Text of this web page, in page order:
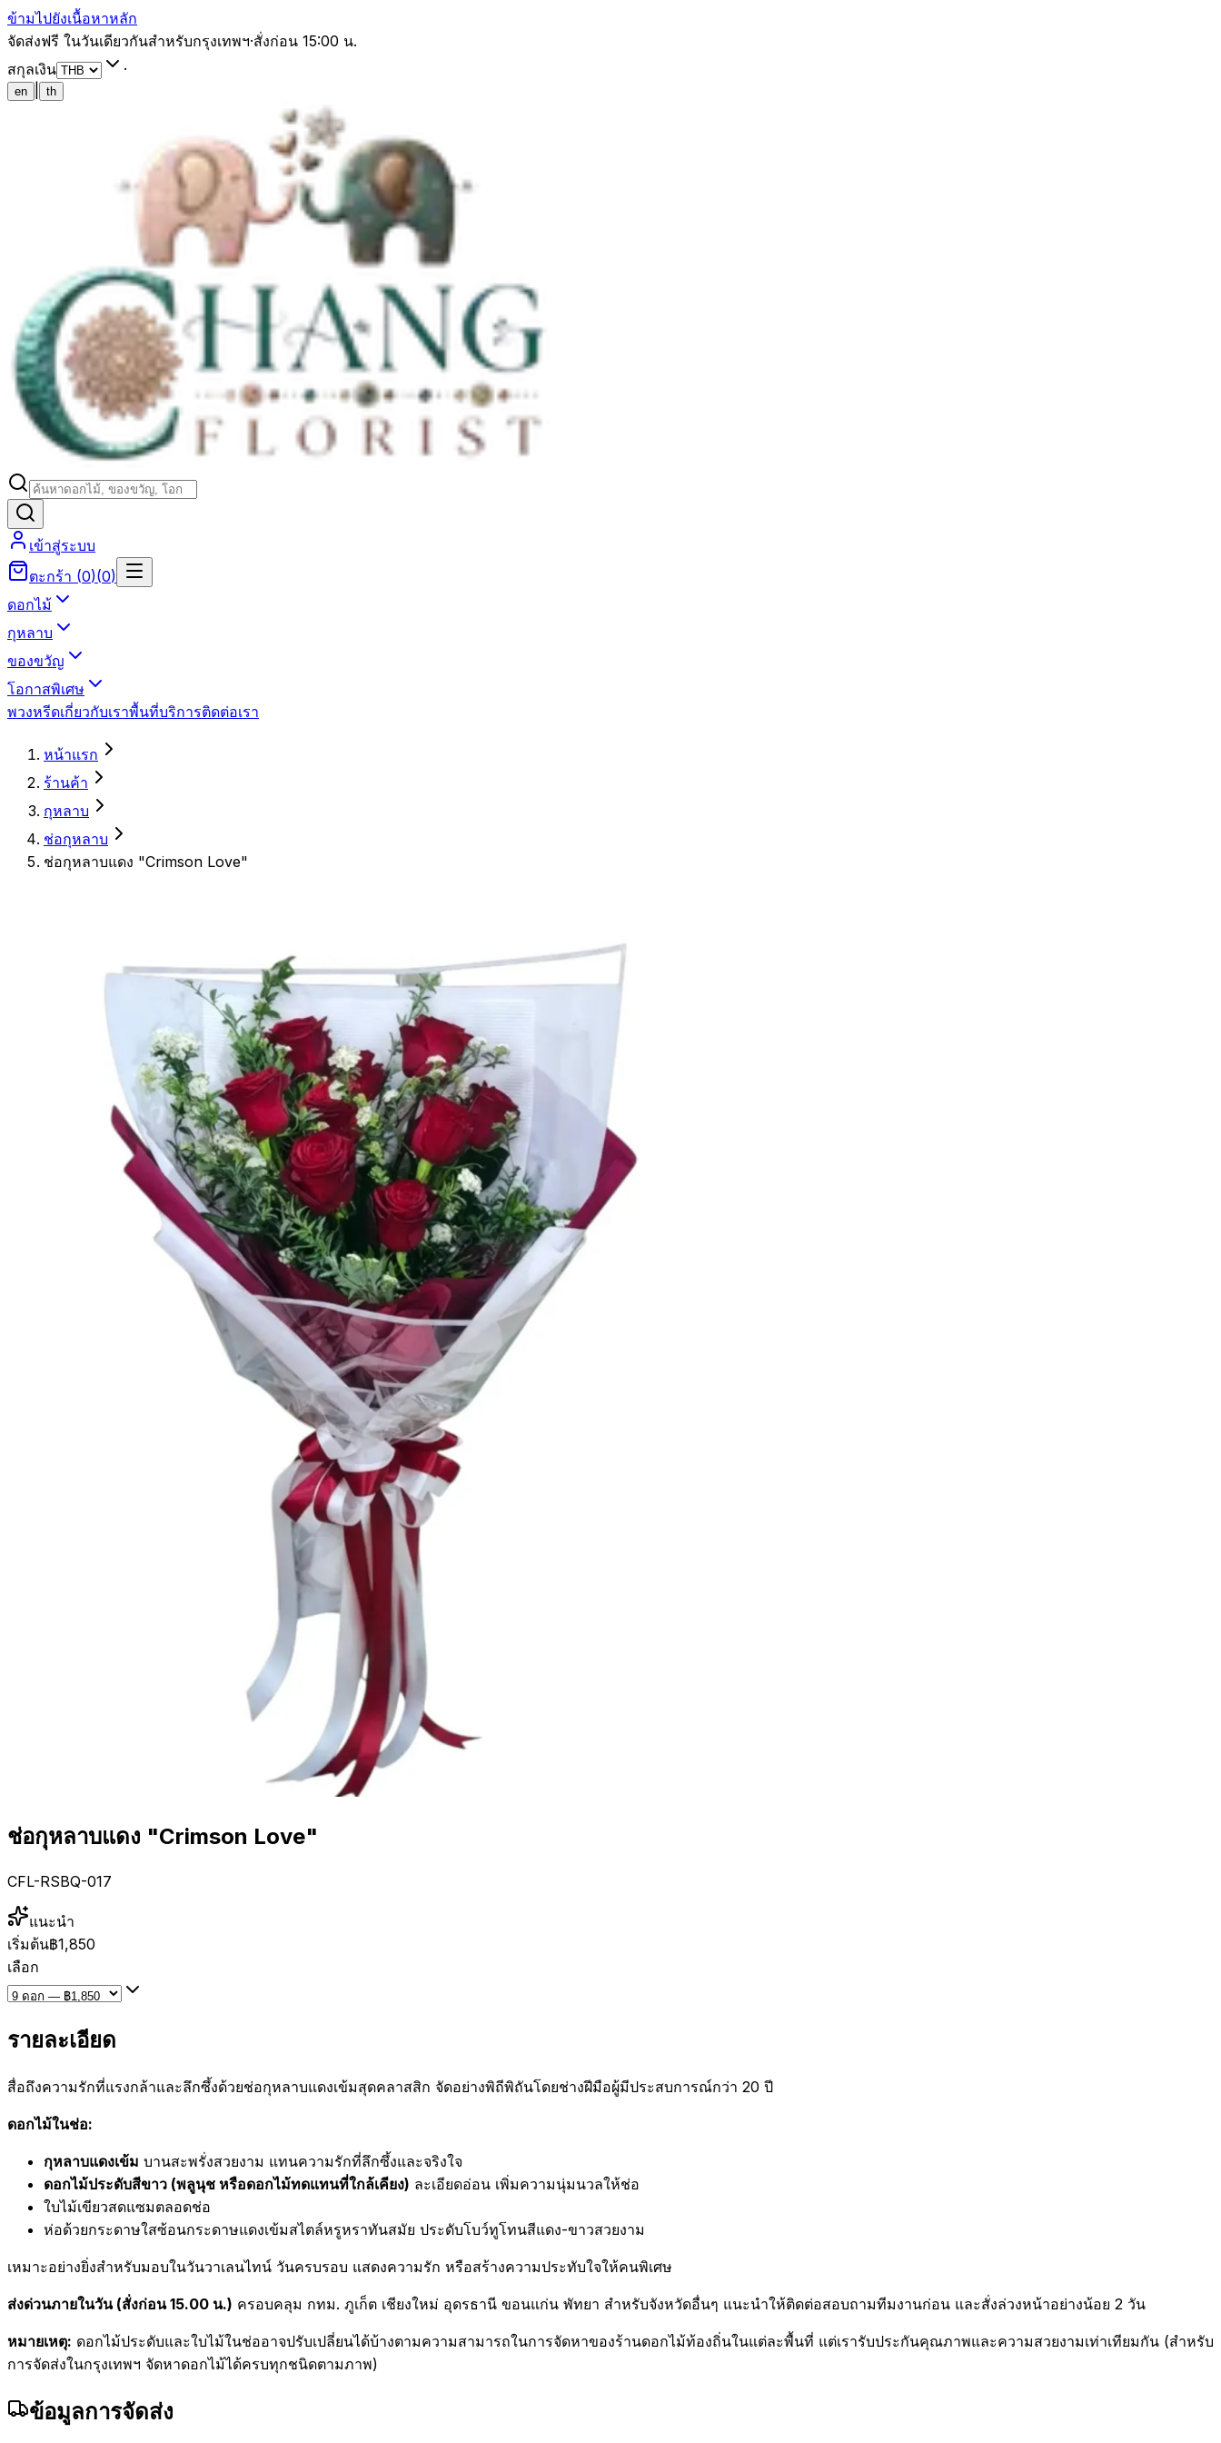
ข้ามไปยังเนื้อหาหลัก
จัดส่งฟรี ในวันเดียวกันสำหรับกรุงเทพฯ·สั่งก่อน 15:00 น.
สกุลเงิน
·
en th
เข้าสู่ระบบ
ตะกร้า (0)(0)
ดอกไม้
กุหลาบ
ของขวัญ
โอกาสพิเศษ
พวงหรีดเกี่ยวกับเราพื้นที่บริการติดต่อเรา
หน้าแรก
ร้านค้า
กุหลาบ
ช่อกุหลาบ
ช่อกุหลาบแดง "Crimson Love"
ช่อกุหลาบแดง "Crimson Love"
CFL-RSBQ-017
แนะนำ
เริ่มต้น฿1,850
เลือก
รายละเอียด
สื่อถึงความรักที่แรงกล้าและลึกซึ้งด้วยช่อกุหลาบแดงเข้มสุดคลาสสิก จัดอย่างพิถีพิถันโดยช่างฝีมือผู้มีประสบการณ์กว่า 20 ปี
ดอกไม้ในช่อ:
กุหลาบแดงเข้ม บานสะพรั่งสวยงาม แทนความรักที่ลึกซึ้งและจริงใจ
ดอกไม้ประดับสีขาว (พลูนุช หรือดอกไม้ทดแทนที่ใกล้เคียง) ละเอียดอ่อน เพิ่มความนุ่มนวลให้ช่อ
ใบไม้เขียวสดแซมตลอดช่อ
ห่อด้วยกระดาษใสซ้อนกระดาษแดงเข้มสไตล์หรูหราทันสมัย ประดับโบว์ทูโทนสีแดง-ขาวสวยงาม
เหมาะอย่างยิ่งสำหรับมอบในวันวาเลนไทน์ วันครบรอบ แสดงความรัก หรือสร้างความประทับใจให้คนพิเศษ
ส่งด่วนภายในวัน (สั่งก่อน 15.00 น.) ครอบคลุม กทม. ภูเก็ต เชียงใหม่ อุดรธานี ขอนแก่น พัทยา สำหรับจังหวัดอื่นๆ แนะนำให้ติดต่อสอบถามทีมงานก่อน และสั่งล่วงหน้าอย่างน้อย 2 วัน
หมายเหตุ: ดอกไม้ประดับและใบไม้ในช่ออาจปรับเปลี่ยนได้บ้างตามความสามารถในการจัดหาของร้านดอกไม้ท้องถิ่นในแต่ละพื้นที่ แต่เรารับประกันคุณภาพและความสวยงามเท่าเทียมกัน (สำหรับ
การจัดส่งในกรุงเทพฯ จัดหาดอกไม้ได้ครบทุกชนิดตามภาพ)
ข้อมูลการจัดส่ง